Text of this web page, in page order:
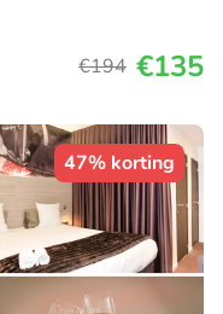
€194 €135
47% korting